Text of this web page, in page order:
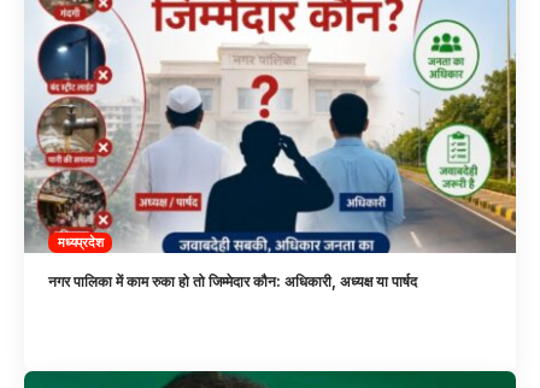
मध्यप्रदेश
नगर पालिका में काम रुका हो तो जिम्मेदार कौन: अधिकारी, अध्यक्ष या पार्षद